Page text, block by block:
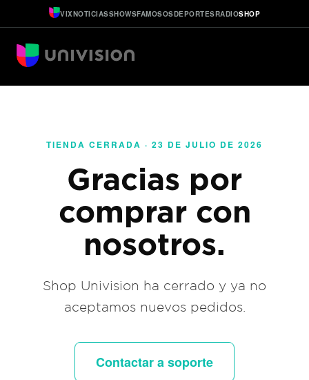
VIXNOTICIASSHOWSFAMOSOSDEPORTESRADIOSHOP
TIENDA CERRADA · 23 DE JULIO DE 2026
Gracias por
comprar con
nosotros.
Shop Univision ha cerrado y ya no
aceptamos nuevos pedidos.
Contactar a soporte